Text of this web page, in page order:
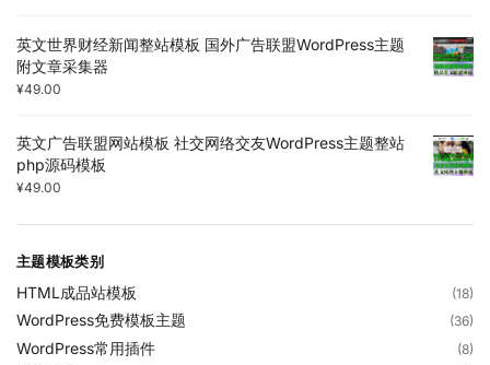
英文世界财经新闻整站模板 国外广告联盟WordPress主题
附文章采集器
¥49.00
英文广告联盟网站模板 社交网络交友WordPress主题整站
php源码模板
¥49.00
主题模板类别
HTML成品站模板 (18)
WordPress免费模板主题 (36)
WordPress常用插件 (8)